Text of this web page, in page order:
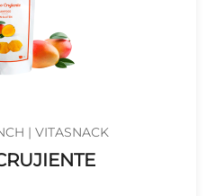
| VITASNACK